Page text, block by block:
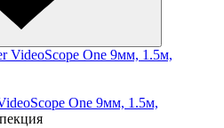
One 9мм, 1.5м,